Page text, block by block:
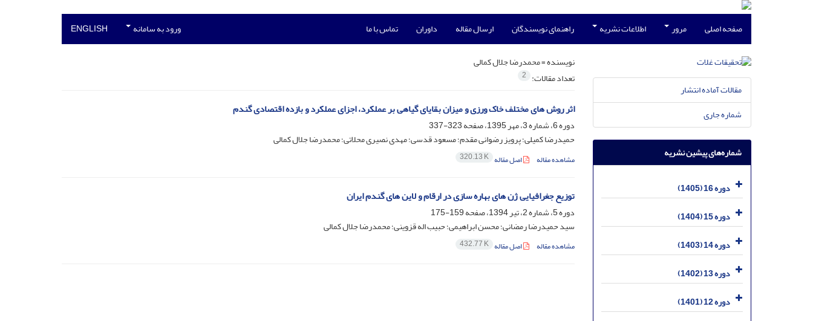
صفحه اصلی مرور اطلاعات نشریه راهنمای نویسندگان ارسال مقاله داوران تماس با ما ورود به سامانه ENGLISH
نویسنده =محمدرضا جلال کمالی
تعداد مقالات: 2
اثر روش های مختلف خاک ورزی و میزان بقایای گیاهی بر عملکرد، اجزای عملکرد و بازده اقتصادی گندم
دوره 6، شماره 3، مهر 1395، صفحه
323-337
حمیدرضا کمیلی؛ پرویز رضوانی مقدم؛ مسعود قدسی؛ مهدی نصیری محلاتی؛ محمدرضا جلال کمالی
مشاهده مقاله اصل مقاله 320.13 K
توزیع جغرافیایی ژن های بهاره سازی در ارقام و لاین های گندم ایران
دوره 5، شماره 2، تیر 1394، صفحه
159-175
سید حمیدرضا رمضانی؛ محسن ابراهیمی؛ حبیب اله قزوینی؛ محمدرضا جلال کمالی
مشاهده مقاله اصل مقاله 432.77 K
مقالات آماده انتشار
شماره جاری
شماره‌های پیشین نشریه
دوره 16 (1405)
دوره 15 (1404)
دوره 14 (1403)
دوره 13 (1402)
دوره 12 (1401)